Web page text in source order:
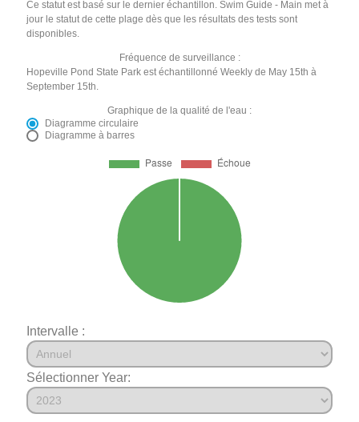
Ce statut est basé sur le dernier échantillon. Swim Guide - Main met à
jour le statut de cette plage dès que les résultats des tests sont
disponibles.
Fréquence de surveillance :
Hopeville Pond State Park est échantillonné Weekly de May 15th à
September 15th.
Graphique de la qualité de l'eau :
Diagramme circulaire
Diagramme à barres
Intervalle :
Sélectionner Year: